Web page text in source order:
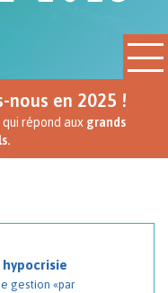
nous en 2025 !
répond aux grands
gestion «par